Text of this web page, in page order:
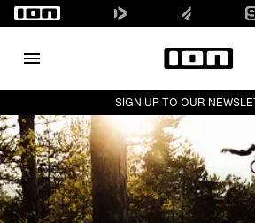
SIGN UP TO OUR